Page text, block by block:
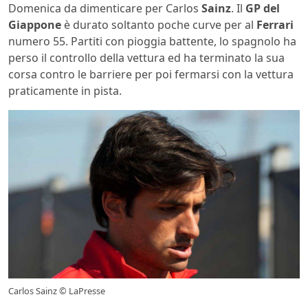
Domenica da dimenticare per Carlos Sainz. Il GP del
Giappone è durato soltanto poche curve per al Ferrari
numero 55. Partiti con pioggia battente, lo spagnolo ha
perso il controllo della vettura ed ha terminato la sua
corsa contro le barriere per poi fermarsi con la vettura
praticamente in pista.
Carlos Sainz © LaPresse